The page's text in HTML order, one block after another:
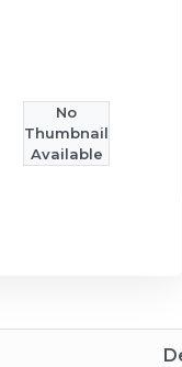
No
Thumbnail
Available